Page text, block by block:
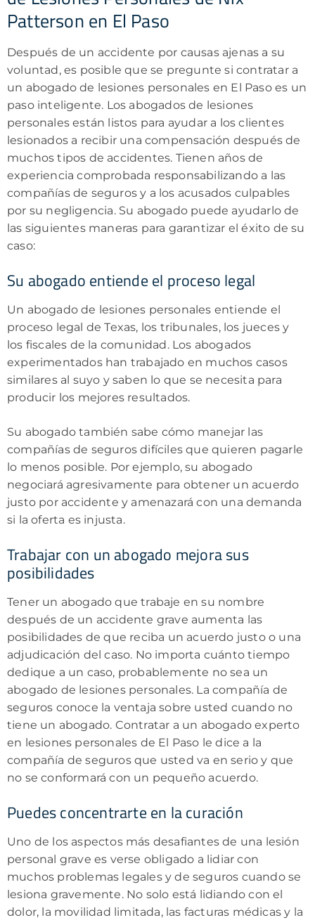
Patterson en El Paso
Después de un accidente por causas ajenas a su
voluntad, es posible que se pregunte si contratar a
un abogado de lesiones personales en El Paso es un
paso inteligente. Los abogados de lesiones
personales están listos para ayudar a los clientes
lesionados a recibir una compensación después de
muchos tipos de accidentes. Tienen años de
experiencia comprobada responsabilizando a las
compañías de seguros y a los acusados culpables
por su negligencia. Su abogado puede ayudarlo de
las siguientes maneras para garantizar el éxito de su
caso:
Su abogado entiende el proceso legal
Un abogado de lesiones personales entiende el
proceso legal de Texas, los tribunales, los jueces y
los fiscales de la comunidad. Los abogados
experimentados han trabajado en muchos casos
similares al suyo y saben lo que se necesita para
producir los mejores resultados.
Su abogado también sabe cómo manejar las
compañías de seguros difíciles que quieren pagarle
lo menos posible. Por ejemplo, su abogado
negociará agresivamente para obtener un acuerdo
justo por accidente y amenazará con una demanda
si la oferta es injusta.
Trabajar con un abogado mejora sus
posibilidades
Tener un abogado que trabaje en su nombre
después de un accidente grave aumenta las
posibilidades de que reciba un acuerdo justo o una
adjudicación del caso. No importa cuánto tiempo
dedique a un caso, probablemente no sea un
abogado de lesiones personales. La compañía de
seguros conoce la ventaja sobre usted cuando no
tiene un abogado. Contratar a un abogado experto
en lesiones personales de El Paso le dice a la
compañía de seguros que usted va en serio y que
no se conformará con un pequeño acuerdo.
Puedes concentrarte en la curación
Uno de los aspectos más desafiantes de una lesión
personal grave es verse obligado a lidiar con
muchos problemas legales y de seguros cuando se
lesiona gravemente. No solo está lidiando con el
dolor, la movilidad limitada, las facturas médicas y la